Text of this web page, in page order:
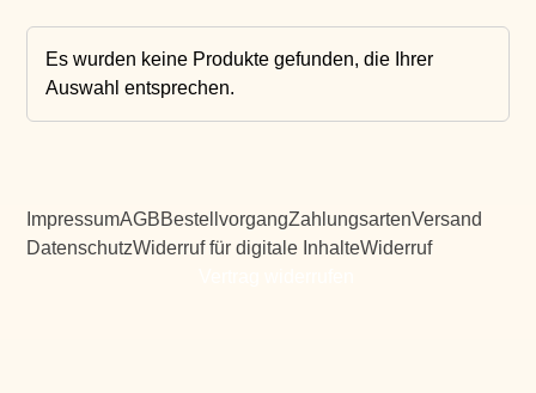
Es wurden keine Produkte gefunden, die Ihrer
Auswahl entsprechen.
ImpressumAGBBestellvorgangZahlungsartenVersand
DatenschutzWiderruf für digitale InhalteWiderruf